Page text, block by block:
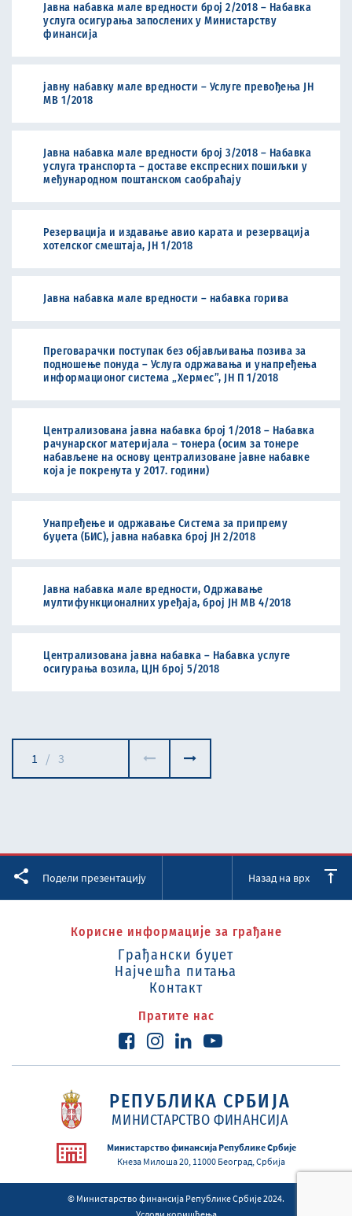
Јавна набавка мале вредности број 2/2018 – Набавка
услуга осигурања запослених у Министарству
финансија
јавну набавку мале вредности – Услуге превођења ЈН
МВ 1/2018
Јавна набавка мале вредности број 3/2018 – Набавка
услуга транспорта – доставе експресних пошиљки у
међународном поштанском саобраћају
Резервација и издавање авио карата и резервација
хотелског смештаја, ЈН 1/2018
Јавна набавка мале вредности – набавка горива
Преговарачки поступак без објављивања позива за
подношење понуда – Услуга одржавања и унапређења
информационог система „Хермес”, ЈН П 1/2018
Централизована јавна набавка број 1/2018 – Набавка
рачунарског материјала – тонера (осим за тонере
набављене на основу централизоване јавне набавке
која је покренута у 2017. години)
Унапређење и одржавање Система за припрему
буџета (БИС), јавна набавка број ЈН 2/2018
Јавна набавка мале вредности, Одржавање
мултифункционалних уређаја, број ЈН МВ 4/2018
Централизована јавна набавка – Набавка услуге
осигурања возила, ЦЈН број 5/2018
1 / 3
Подели презентацију Назад на врх
Корисне информације за грађане
Грађански буџет
Најчешћа питања
Контакт
Пратите нас
РЕПУБЛИКА СРБИЈА
МИНИСТАРСТВО ФИНАНСИЈА
Министарство финансија Републике Србије
Кнеза Милоша 20, 11000 Београд, Србија
© Министарство финансија Републике Србије 2024.